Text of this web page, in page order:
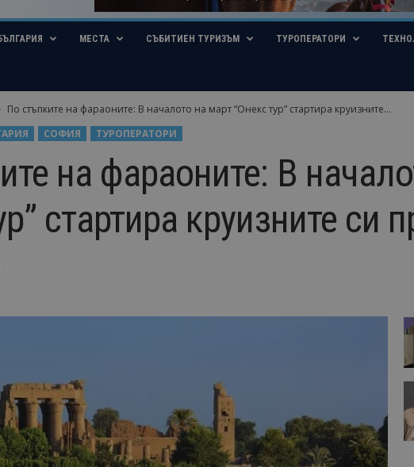
БЪЛГАРИЯ МЕСТА СЪБИТИЕН ТУРИЗЪМ ТУРОПЕРАТОРИ
По стъпките на фараоните: В началото на март “Онекс тур” стартира круизните...
СОФИЯ ТУРОПЕРАТОРИ
на фараоните: В
стартира круизните си